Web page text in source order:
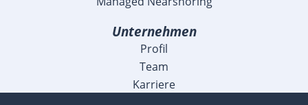
Unternehmen
Profil
Team
Karriere